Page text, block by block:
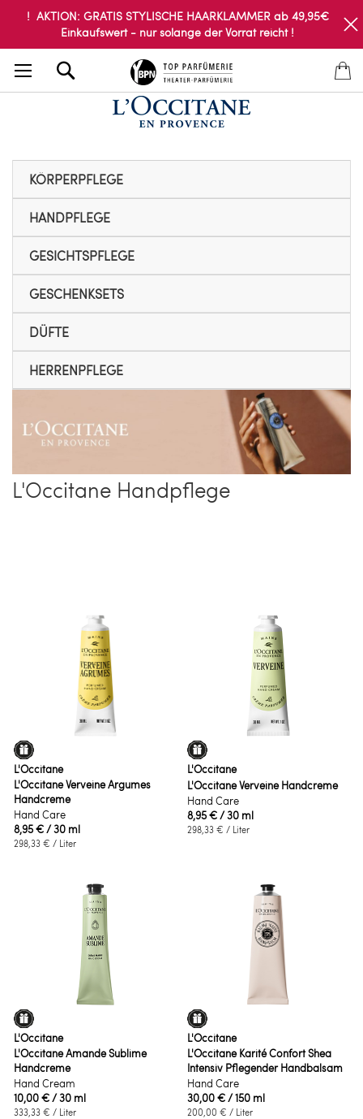
! AKTION: GRATIS STYLISCHE HAARKLAMMER ab 49,95€
Einkaufswert - nur solange der Vorrat reicht !
KÖRPERPFLEGE
HANDPFLEGE
GESICHTSPFLEGE
GESCHENKSETS
DÜFTE
HERRENPFLEGE
L'Occitane Handpflege
L'Occitane
L'Occitane Verveine Argumes
Handcreme
Hand Care
8,95 € / 30 ml
298,33 € / Liter
L'Occitane
L'Occitane Verveine Handcreme
Hand Care
8,95 € / 30 ml
298,33 € / Liter
L'Occitane
L'Occitane Amande Sublime
Handcreme
Hand Cream
10,00 € / 30 ml
333,33 € / Liter
L'Occitane
L'Occitane Karité Confort Shea
Intensiv Pflegender Handbalsam
Hand Care
30,00 € / 150 ml
200,00 € / Liter